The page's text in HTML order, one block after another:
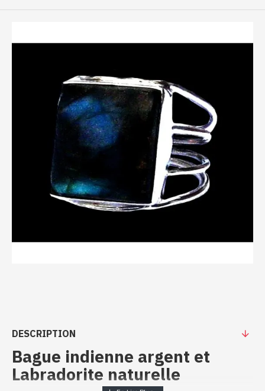
DESCRIPTION
Bague indienne argent et
Labradorite naturelle